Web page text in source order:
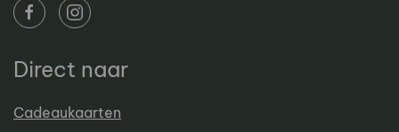
Direct naar
Cadeaukaarten